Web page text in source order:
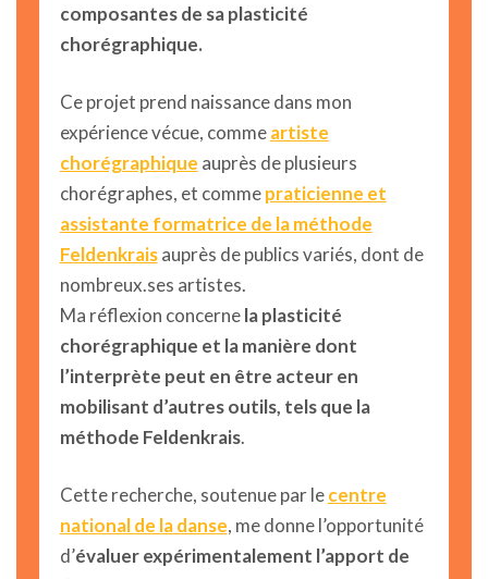
composantes de sa plasticité
chorégraphique.
Ce projet prend naissance dans mon
expérience vécue, commeartiste
chorégraphique auprès de plusieurs
chorégraphes, et commepraticienne et
assistante formatrice de la méthode
Feldenkraisauprès de publics variés, dont de
nombreux.ses artistes.
Ma réflexion concernela plasticité
chorégraphique et la manière dont
l’interprète peut en être acteur en
mobilisant d’autres outils, tels que la
méthode Feldenkrais.
Cette recherche, soutenue par lecentre
national de la danse, me donne l’opportunité
d’évaluer expérimentalement l’apport de